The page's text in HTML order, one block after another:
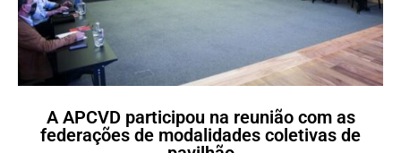
A APCVD participou na reunião com as
federações de modalidades coletivas de